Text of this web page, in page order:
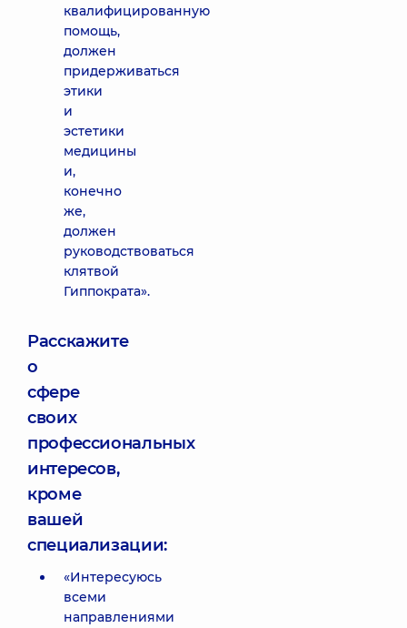
квалифицированную
помощь,
должен
придерживаться
этики
и
эстетики
медицины
и,
конечно
же,
должен
руководствоваться
клятвой
Гиппократа».
Расскажите
о
сфере
своих
профессиональных
интересов,
кроме
вашей
специализации:
«Интересуюсь
всеми
направлениями